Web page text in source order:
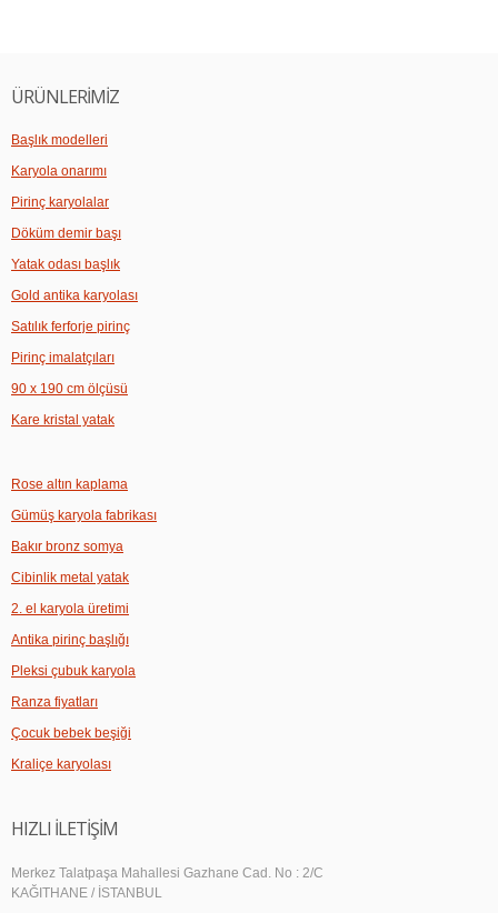
ÜRÜNLERİMİZ
Başlık modelleri
Karyola onarımı
Pirinç karyolalar
Döküm demir başı
Yatak odası başlık
Gold antika karyolası
Satılık ferforje pirinç
Pirinç imalatçıları
90 x 190 cm ölçüsü
Kare kristal yatak
Rose altın kaplama
Gümüş karyola fabrikası
Bakır bronz somya
Cibinlik metal yatak
2. el karyola üretimi
Antika pirinç başlığı
Pleksi çubuk karyola
Ranza fiyatları
Çocuk bebek beşiği
Kraliçe karyolası
HIZLI İLETİŞİM
Merkez Talatpaşa Mahallesi Gazhane Cad. No : 2/C
KAĞITHANE / İSTANBUL